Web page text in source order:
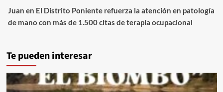
Juan en El Distrito Poniente refuerza la atención en patología
de mano con más de 1.500 citas de terapia ocupacional
Te pueden interesar